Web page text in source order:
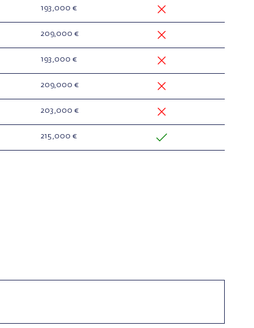
193,000 €
209,000 €
193,000 €
209,000 €
203,000 €
215,000 €